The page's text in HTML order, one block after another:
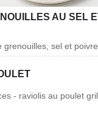
AU SEL
grenouilles, sel et poivre
- raviolis au poulet